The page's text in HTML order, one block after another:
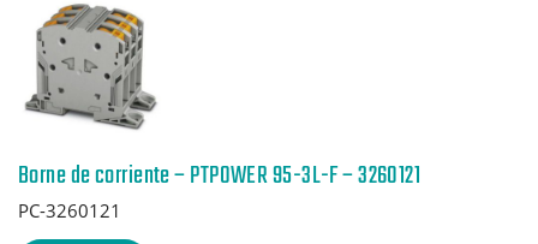
Borne de corriente – PTPOWER 95-3L-F – 3260121
PC-3260121